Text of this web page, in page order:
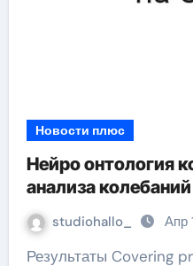
Новости плюс
Нейро онтология
анализа
studiohallo_ Апр
Результаты Covering problems алгоритм покрыл